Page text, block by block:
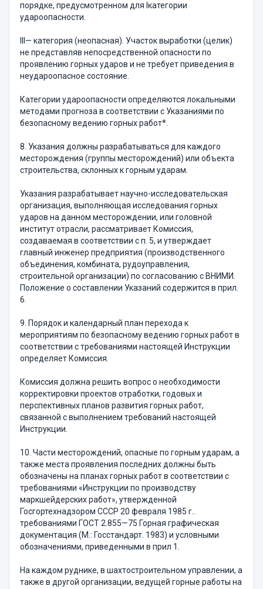
порядке, предусмотренном для Iкатегории
удароопасности.
III— категория (неопасная). Участок выработки (целик)
не представляв непосредственной опасности по
проявлению горных ударов и не требует приведения в
неудароопасное состояние.
Категории удароопасности определяются локальными
методами прогноза в соответствии с Указаниями по
безопасному ведению горных работ*.
8. Указания должны разрабатываться для каждого
месторождения (группы месторождений) или объекта
строительства, склонных к горным ударам.
Указания разрабатывает научно-исследовательская
организация, выполняющая исследования горных
ударов на данном месторождении, или головной
институт отрасли, рассматривает Комиссия,
создаваемая в соответствии с п. 5, и утверждает
главный инженер предприятия (производственного
объединения, комбината, рудоуправления,
строительной организации) по согласованию с ВНИМИ.
Положение о составлении Указаний содержится в прил.
6.
9. Порядок и календарный план перехода к
мероприятиям по безопасному ведению горных работ в
соответствии с требованиями настоящей Инструкции
определяет Комиссия.
Комиссия должна решить вопрос о необходимости
корректировки проектов отработки, годовых и
перспективных планов развития горных работ,
связанной с выполнением требований настоящей
Инструкции.
10. Части месторождений, опасные по горным ударам, а
также места проявления последних должны быть
обозначены на планах горных работ в соответствии с
требованиями «Инструкции по производству
маркшейдерских работ», утвержденной
Госгортехнадзором СССР 20 февраля 1985 г..
требованиями ГОСТ 2.855—75 Горная графическая
документация (М.: Госстандарт. 1983) и условными
обозначениями, приведенными в прил 1.
На каждом руднике, в шахтостроительном управлении, а
также в другой организации, ведущей горные работы на